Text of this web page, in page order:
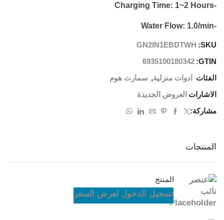
-Charging Time: 1~2 Hours
-Water Flow: 1.0/min
SKU:
GN2IN1EBDTWH
GTIN:
6935100180342
الفئات ادوات منزلية, سمارت هوم
الاشارات العروض الجديدة
مشاركة:
المنتجات
المنتج
تسجيل الدخول لعرض السعر